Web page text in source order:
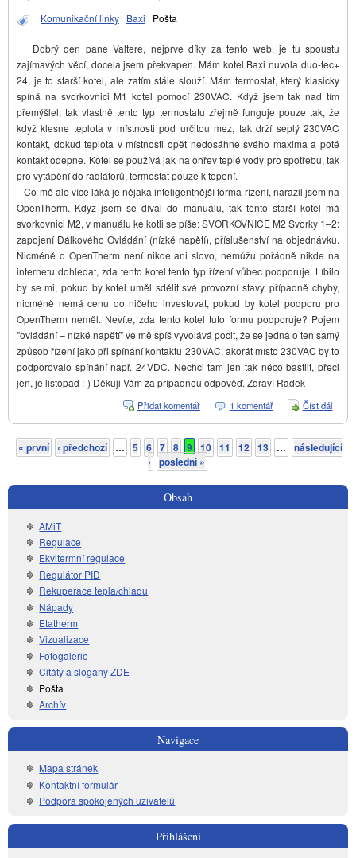
Komunikační linky Baxi Pošta
Dobrý den pane Valtere, nejprve díky za tento web, je tu spoustu
zajímavých věcí, docela jsem překvapen. Mám kotel Baxi nuvola duo-tec+
24, je to starší kotel, ale zatím stále slouží. Mám termostat, který klasicky
spíná na svorkovnici M1 kotel pomocí 230VAC. Když jsem tak nad tím
přemýšlel, tak vlastně tento typ termostatu zřejmě funguje pouze tak, že
když klesne teplota v místnosti pod určitou mez, tak drží seplý 230VAC
kontakt, dokud teplota v místnosti opět nedosáhne svého maxima a poté
kontakt odepne. Kotel se používá jak na ohřev teplé vody pro spotřebu, tak
pro vytápění do radiátorů, termostat pouze k topení.
Co mě ale více láká je nějaká inteligentnější forma řízení, narazil jsem na
OpenTherm. Když jsem se díval do manuálu, tak tento starší kotel má
svorkovnici M2, v manuálu ke kotli se píše: SVORKOVNICE M2 Svorky 1–2:
zapojení Dálkového Ovládání (nízké napětí), příslušenství na objednávku.
Nicméně o OpenTherm není nikde ani slovo, nemůžu pořádně nikde na
internetu dohledat, zda tento kotel tento typ řízení vůbec podporuje. Líbilo
by se mi, pokud by kotel uměl sdělit své provozní stavy, případně chyby,
nicméně nemá cenu do ničeho investovat, pokud by kotel podporu pro
OpenTherm neměl. Nevíte, zda tento kotel tuto formu podporuje? Pojem
"ovládání – nízké napětí" ve mě spíš vyvolává pocit, že se jedná o ten samý
způsob řízení jako při spínání kontaktu 230VAC, akorát místo 230VAC by to
podporovalo spínání např. 24VDC. Nechci tam jen tak něco bastlit, přeci
jen, je listopad :-) Děkuji Vám za případnou odpověď. Zdraví Radek
Číst dál
a
tec+
1 komentář
Přidat komentář
Stránky
« první ‹ předchozí … 5 6 7 8 9 10 11 12 13 …
následující
› poslední »
Obsah
AMiT
Regulace
Ekvitermní regulace
Regulátor PID
Rekuperace tepla/chladu
Nápady
Etatherm
Vizualizace
Fotogalerie
Citáty a slogany ZDE
Pošta
Archív
Navigace
Mapa stránek
Kontaktní formulář
Podpora spokojených uživatelů
Přihlášení